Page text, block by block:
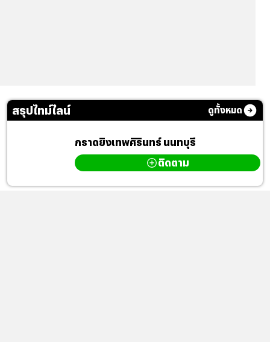
สรุปไทม์ไลน์ ดูทั้งหมด
กราดยิงเทพศิรินทร์ นนทบุรี
ติดตาม